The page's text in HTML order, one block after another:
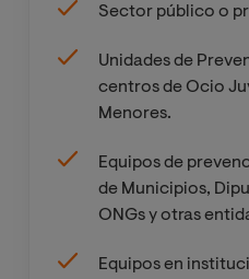
comunicación
laboral,
comunitario y
reducción de
Prevención en
adictivas no
Sector público o
Unidades de
centros de Ocio
Menores.
Equipos de
de Municipios,
ONGs y otras
Equipos en